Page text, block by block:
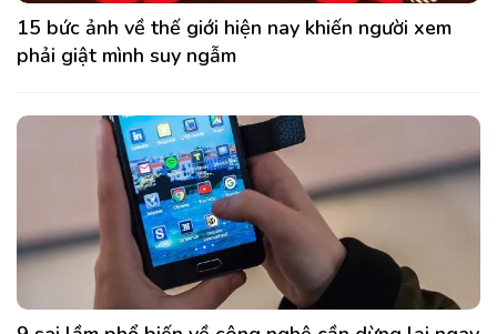
15 bức ảnh về thế giới hiện nay khiến người xem
phải giật mình suy ngẫm